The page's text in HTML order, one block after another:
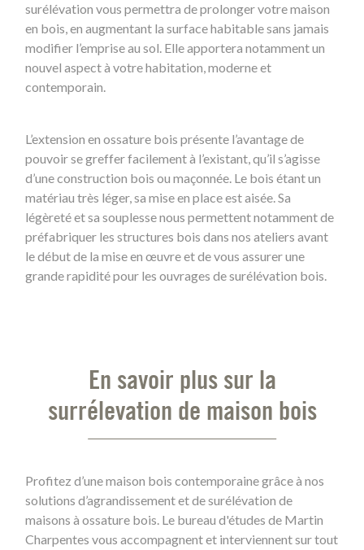
surélévation vous permettra de prolonger votre maison
en bois, en augmentant la surface habitable sans jamais
modifier l’emprise au sol. Elle apportera notamment un
nouvel aspect à votre habitation, moderne et
contemporain.
L’extension en ossature bois présente l’avantage de
pouvoir se greffer facilement à l’existant, qu’il s’agisse
d’une construction bois ou maçonnée. Le bois étant un
matériau très léger, sa mise en place est aisée. Sa
légèreté et sa souplesse nous permettent notamment de
préfabriquer les structures bois dans nos ateliers avant
le début de la mise en œuvre et de vous assurer une
grande rapidité pour les ouvrages de surélévation bois.
En savoir plus sur la
surrélevation de maison bois
Profitez d’une maison bois contemporaine grâce à nos
solutions d’agrandissement et de surélévation de
maisons à ossature bois. Le bureau d'études de Martin
Charpentes vous accompagnent et interviennent sur tout